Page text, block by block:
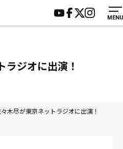
MENU
施設紹介
会員様の声
サポーター募集
ラジオに出演！
木尽が東京ネットラジオに出演！